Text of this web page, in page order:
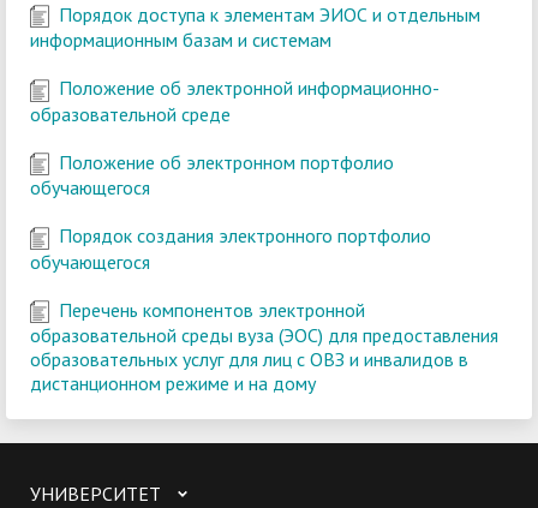
Порядок доступа к элементам ЭИОС и отдельным
информационным базам и системам
Положение об электронной информационно-
образовательной среде
Положение об электронном портфолио
обучающегося
Порядок создания электронного портфолио
обучающегося
Перечень компонентов электронной
образовательной среды вуза (ЭОС) для предоставления
образовательных услуг для лиц с ОВЗ и инвалидов в
дистанционном режиме и на дому
УНИВЕРСИТЕТ